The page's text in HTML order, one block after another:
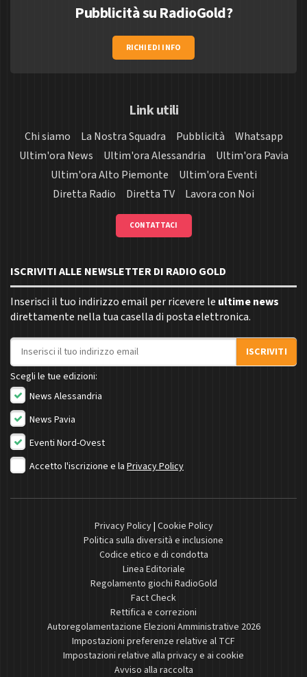
Pubblicità su RadioGold?
RICHIEDI INFO
Link utili
Chi siamo La Nostra Squadra Pubblicità
Whatsapp
Ultim'ora News
Ultim'ora Alessandria
Ultim'ora Pavia
Ultim'ora Alto Piemonte
Ultim'ora Eventi
Diretta Radio
Diretta TV Lavora con Noi
CONTATTACI
ISCRIVITI ALLE NEWSLETTER DI RADIO GOLD
Inserisci il tuo indirizzo email per ricevere le ultime news
direttamente nella tua casella di posta elettronica.
Indirizzo email
ISCRIVITI
Scegli le tue edizioni:
News Alessandria
News Pavia
Eventi Nord-Ovest
Accetto l'iscrizione e la Privacy Policy
Privacy Policy| Cookie Policy
Politica sulla diversità e inclusione
Codice etico e di condotta
Linea Editoriale
Regolamento giochi RadioGold
Fact Check
Rettifica e correzioni
Autoregolamentazione Elezioni Amministrative 2026
Impostazioni preferenze relative al TCF
Impostazioni relative alla privacy e ai cookie
Avviso alla raccolta